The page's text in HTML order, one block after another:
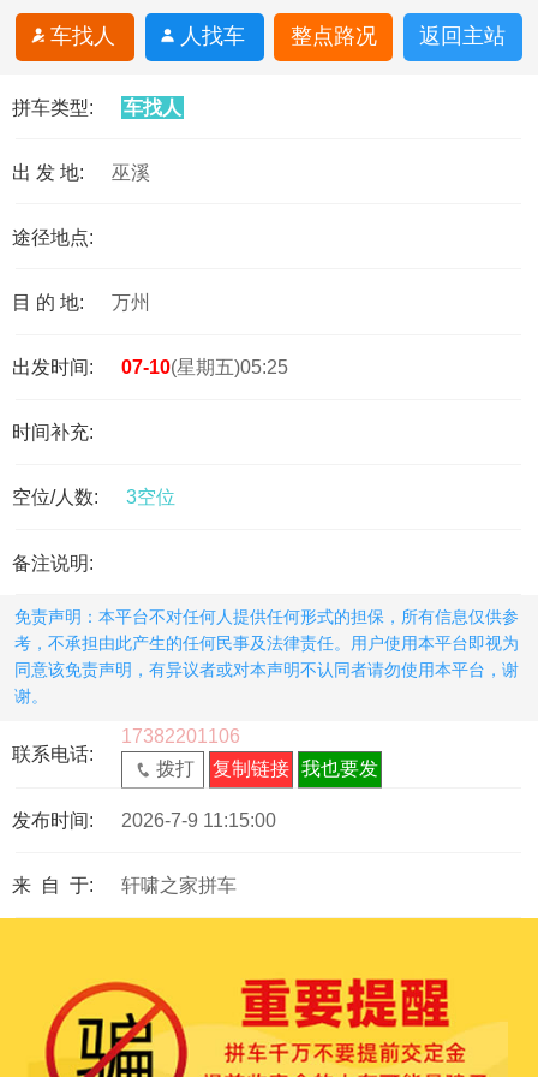
车找人 人找车 整点路况 返回主站
拼车类型: 车找人
出 发 地: 巫溪
途径地点:
目 的 地: 万州
出发时间: 07-10(星期五)05:25
时间补充:
空位/人数: 3空位
备注说明:
免责声明：本平台不对任何人提供任何形式的担保，所有信息仅供参
考，不承担由此产生的任何民事及法律责任。用户使用本平台即视为
同意该免责声明，有异议者或对本声明不认同者请勿使用本平台，谢
谢。
联系电话:
17382201106
拨打
复制链接 我也要发
发布时间: 2026-7-9 11:15:00
来 自 于: 轩啸之家拼车